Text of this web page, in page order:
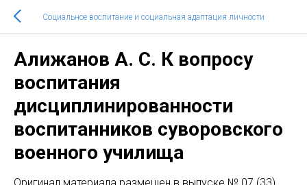
Социальное воспитание и социальная адаптация личности
Алижанов А. С. К вопросу
воспитания
дисциплинированности
воспитанников суворовского
военного училища